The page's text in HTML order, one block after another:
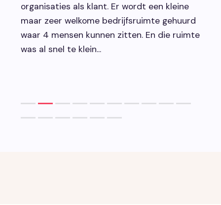
organisaties als klant. Er wordt een kleine
maar zeer welkome bedrijfsruimte gehuurd
waar 4 mensen kunnen zitten. En die ruimte
was al snel te klein...